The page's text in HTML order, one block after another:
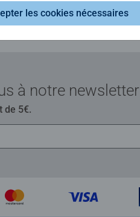
à notre newsletter
de 5€.
les cookies nécessaires